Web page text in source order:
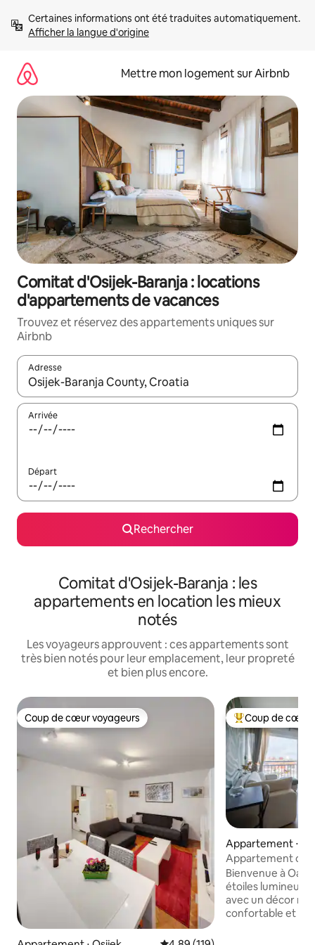
directement
Afficher la langue d'origine
Mettre mon logement sur Airbnb
Comitat d'Osijek-Baranja : locations
d'appartements de vacances
Trouvez et réservez des appartements uniques sur
Airbnb
Adresse
Lorsque les résultats s'affichent, utilisez les flèches vers le
Arrivée
Départ
Rechercher
Comitat d'Osijek-Baranja : les
appartements en location les mieux
notés
Les voyageurs approuvent : ces appartements sont
très bien notés pour leur emplacement, leur propreté
et bien plus encore.
Coup de cœur voyageurs
Coup de cœur voyageurs Coups de cœur
Coup de cœur
Appartement ⋅
Appartement
Bienvenue à
étoiles lumineux
avec un décor
confortable et